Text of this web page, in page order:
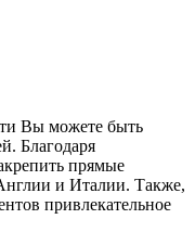
Вы можете быть
Благодаря
прямые
и Италии. Также,
привлекательное